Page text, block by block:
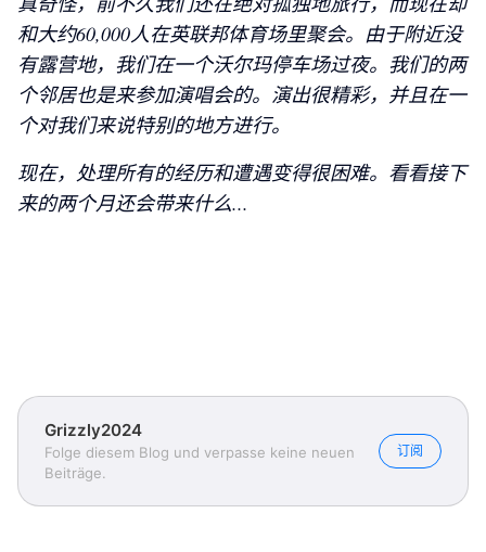
和大约60,000人在英联邦体育场里聚会。由于附近没
有露营地，我们在一个沃尔玛停车场过夜。我们的两
个邻居也是来参加演唱会的。 演出很精彩，并且在一
个对我们来说特别的地方进行。
现在，处理所有的经历和遭遇变得很困难。看看接下
来的两个月还会带来什么...
Grizzly2024
Folge diesem Blog und verpasse keine neuen
Beiträge.
订阅